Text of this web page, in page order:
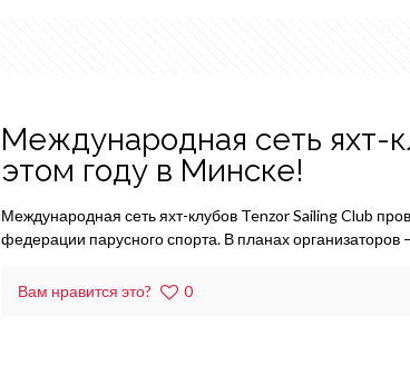
Международная сеть яхт-
этом году в Минске!
Международная сеть яхт-клубов Tenzor Sailing Club
федерации парусного спорта. В планах
Вам нравится это? 0